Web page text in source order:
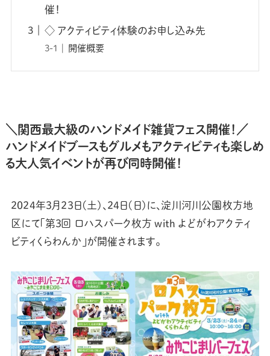
催！
◇ アクティビティ体験のお申し込み先
開催概要
＼関西最大級のハンドメイド雑貨フェス開催！／
ハンドメイドブースもグルメもアクティビティも楽しめ
る大人気イベントが再び同時開催！
2024年3月23日(土)、24日(日)に、淀川河川公園枚方地
区にて「第3回 ロハスパーク枚方 with よどがわアクティ
ビティくらわんか」が開催されます。